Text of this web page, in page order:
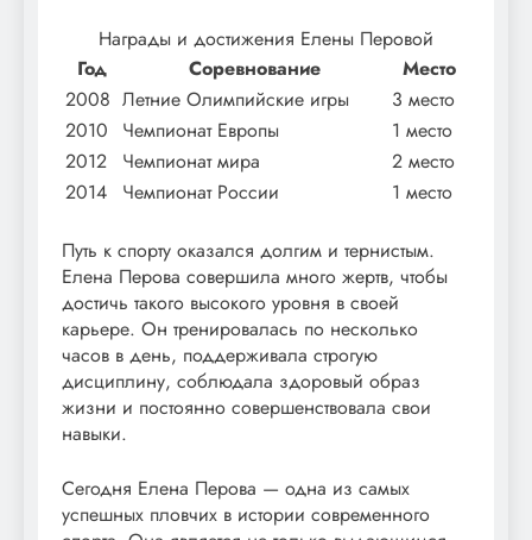
Награды и достижения Елены Перовой
Год
Соревнование
Место
2008 Летние Олимпийские игры
3 место
2010
Чемпионат Европы
1 место
2012
Чемпионат мира
2 место
2014
Чемпионат России 1 место
Путь к спорту оказался долгим и тернистым.
Елена Перова совершила много жертв, чтобы
достичь такого высокого уровня в своей
карьере. Он тренировалась по несколько
часов в день, поддерживала строгую
дисциплину, соблюдала здоровый образ
жизни и постоянно совершенствовала свои
навыки.
Сегодня Елена Перова — одна из самых
успешных пловчих в истории современного